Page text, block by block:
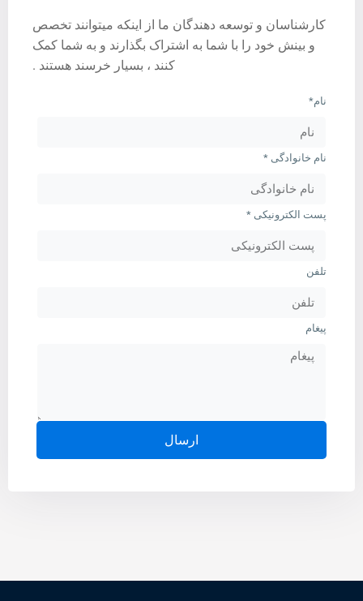
کارشناسان و توسعه دهندگان ما از اینکه میتوانند تخصص
و بینش خود را با شما به اشتراک بگذارند و به شما کمک
کنند ، بسیار خرسند هستند .
نام*
نام خانوادگی *
پست الکترونیکی *
تلفن
پیغام
ارسال